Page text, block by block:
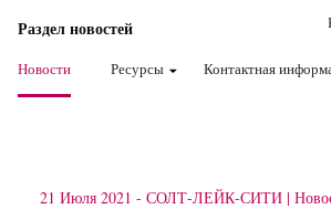
Раздел новостей
Новости Ресурсы Контактная
21 Июля 2021 - СОЛТ-ЛЕЙК-СИТИ